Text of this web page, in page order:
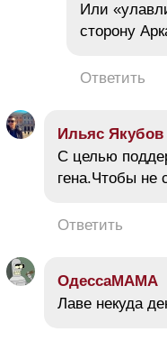
Или
сторону
Ответить
Ильяс Якубов
С целью
гена.Чтобы не
Ответить
ОдессаМАМА
Лаве некуда